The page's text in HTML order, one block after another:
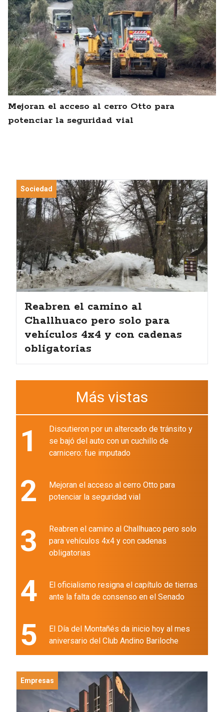
Mejoran el acceso al cerro Otto para
potenciar la seguridad vial
Sociedad
Reabren el camino al
Challhuaco pero solo para
vehículos 4x4 y con cadenas
obligatorias
Más vistas
1
Discutieron por un altercado de tránsito y
se bajó del auto con un cuchillo de
carnicero: fue imputado
2
Mejoran el acceso al cerro Otto para
potenciar la seguridad vial
3
Reabren el camino al Challhuaco pero solo
para vehículos 4x4 y con cadenas
obligatorias
4
El oficialismo resigna el capítulo de tierras
ante la falta de consenso en el Senado
5
El Día del Montañés da inicio hoy al mes
aniversario del Club Andino Bariloche
Empresas